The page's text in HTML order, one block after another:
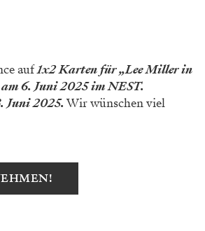
auf1x2 Karten für „Lee Miller in
6. Juni 2025 im NEST.
Juni 2025.Wir wünschen viel